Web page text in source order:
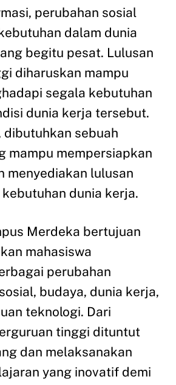
perubahan sosial
dalam dunia
begitu pesat. Lulusan
diharuskan mampu
segala kebutuhan
dunia kerja tersebut.
dibutuhkan sebuah
mampu mempersiapkan
menyediakan lulusan
dunia kerja.
Merdeka bertujuan
mahasiswa
perubahan
budaya, dunia kerja,
teknologi. Dari
tinggi dituntut
dan melaksanakan
yang inovatif demi